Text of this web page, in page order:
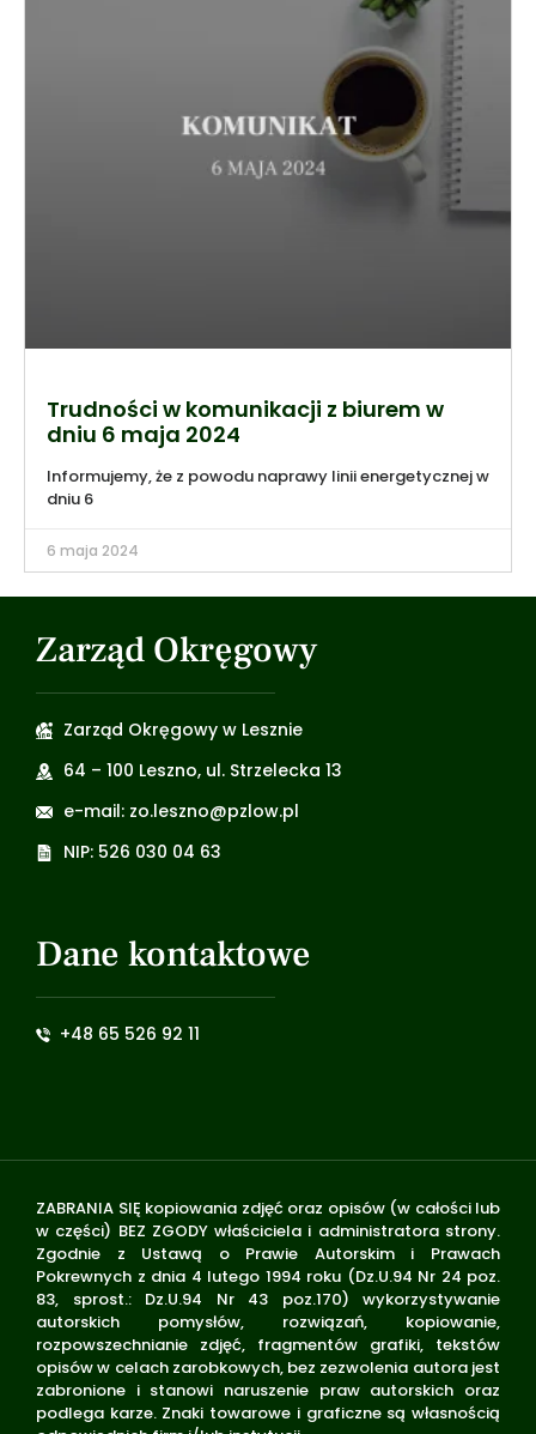
Trudności w komunikacji z biurem w
dniu 6 maja 2024
Informujemy, że z powodu naprawy linii energetycznej w
dniu 6
6 maja 2024
Zarząd Okręgowy
Zarząd Okręgowy w Lesznie
64 – 100 Leszno, ul. Strzelecka 13
e-mail: zo.leszno@pzlow.pl
NIP: 526 030 04 63
Dane kontaktowe
+48 65 526 92 11
ZABRANIA SIĘ kopiowania zdjęć oraz opisów (w całości lub
w części) BEZ ZGODY właściciela i administratora strony.
Zgodnie z Ustawą o Prawie Autorskim i Prawach
Pokrewnych z dnia 4 lutego 1994 roku (Dz.U.94 Nr 24 poz.
83, sprost.: Dz.U.94 Nr 43 poz.170) wykorzystywanie
autorskich pomysłów, rozwiązań, kopiowanie,
rozpowszechnianie zdjęć, fragmentów grafiki, tekstów
opisów w celach zarobkowych, bez zezwolenia autora jest
zabronione i stanowi naruszenie praw autorskich oraz
podlega karze. Znaki towarowe i graficzne są własnością